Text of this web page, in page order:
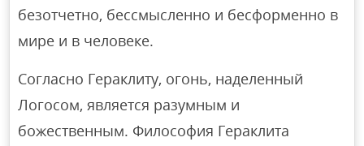
безотчетно, бессмысленно и бесформенно в
мире и в человеке.
Согласно Гераклиту, огонь, наделенный
Логосом, является разумным и
божественным. Философия Гераклита